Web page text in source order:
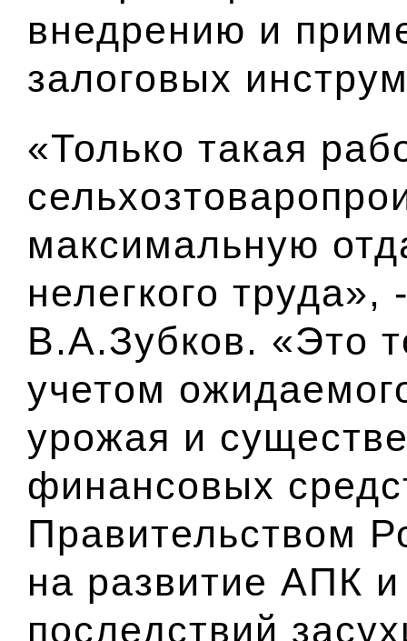
внедрению и
залоговых
«Только такая
максимальную
нелегкого труда»,
В.А.Зубков. «Это
учетом
урожая и
финансовых
Правительством
на развитие АПК
последствий